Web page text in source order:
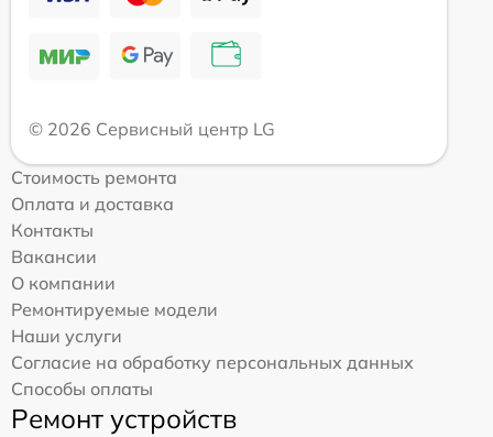
© 2026 Сервисный центр LG
Стоимость ремонта
Оплата и доставка
Контакты
Вакансии
О компании
Ремонтируемые модели
Наши услуги
Согласие на обработку персональных данных
Способы оплаты
Ремонт устройств